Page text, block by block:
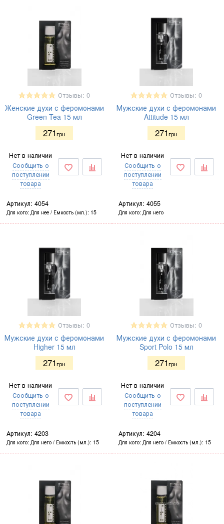
Отзывы: 0
Женские духи с феромонами
Green Tea 15 мл
271грн
Нет в наличии
Сообщить о
поступлении
товара
Артикул: 4054
Для кого Для нее Емкость (мл.) 15
Отзывы: 0
Мужские духи с феромонами
Attitude 15 мл
271грн
Нет в наличии
Сообщить о
поступлении
товара
Артикул: 4055
Для кого Для него
Отзывы: 0
Мужские духи с феромонами
Higher 15 мл
271грн
Нет в наличии
Сообщить о
поступлении
товара
Артикул: 4203
Для кого Для него Емкость (мл.) 15
Отзывы: 0
Мужские духи с феромонами
Sport Polo 15 мл
271грн
Нет в наличии
Сообщить о
поступлении
товара
Артикул: 4204
Для кого Для него Емкость (мл.) 15